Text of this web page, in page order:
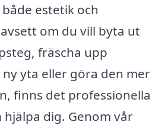
estetik och
om du vill byta ut
fräscha upp
yta eller göra den mer
finns det professionella
dig. Genom vår